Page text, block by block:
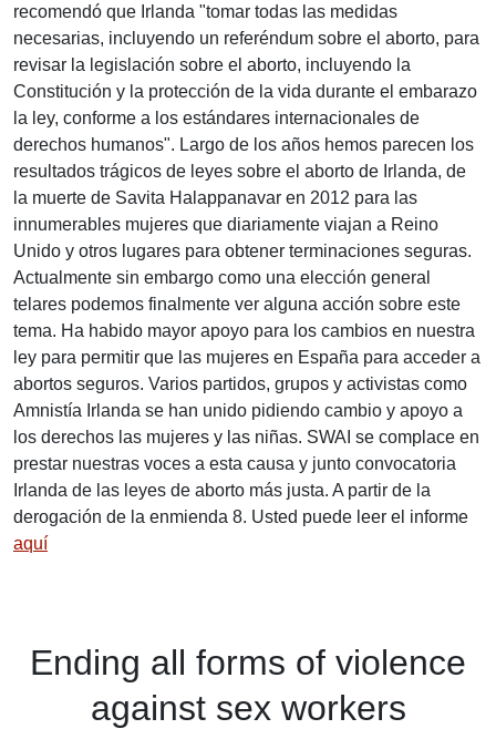
recomendó que Irlanda "tomar todas las medidas
necesarias, incluyendo un referéndum sobre el aborto, para
revisar la legislación sobre el aborto, incluyendo la
Constitución y la protección de la vida durante el embarazo
la ley, conforme a los estándares internacionales de
derechos humanos". Largo de los años hemos parecen los
resultados trágicos de leyes sobre el aborto de Irlanda, de
la muerte de Savita Halappanavar en 2012 para las
innumerables mujeres que diariamente viajan a Reino
Unido y otros lugares para obtener terminaciones seguras.
Actualmente sin embargo como una elección general
telares podemos finalmente ver alguna acción sobre este
tema. Ha habido mayor apoyo para los cambios en nuestra
ley para permitir que las mujeres en España para acceder a
abortos seguros. Varios partidos, grupos y activistas como
Amnistía Irlanda se han unido pidiendo cambio y apoyo a
los derechos las mujeres y las niñas. SWAI se complace en
prestar nuestras voces a esta causa y junto convocatoria
Irlanda de las leyes de aborto más justa. A partir de la
derogación de la enmienda 8. Usted puede leer el informe
aquí
Ending all forms of violence
against sex workers